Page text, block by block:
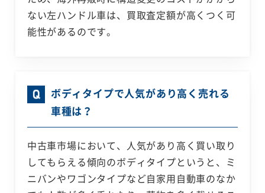
ない左ハンドル車は、買取査定額が高くつく可
能性があるのです。
ボディタイプで人気があり高く売れる
車種は？
中古車市場において、人気があり高く買い取り
してもらえる傾向のボディタイプというと、ミ
ニバンやワゴンタイプなど自家用自動車のなか